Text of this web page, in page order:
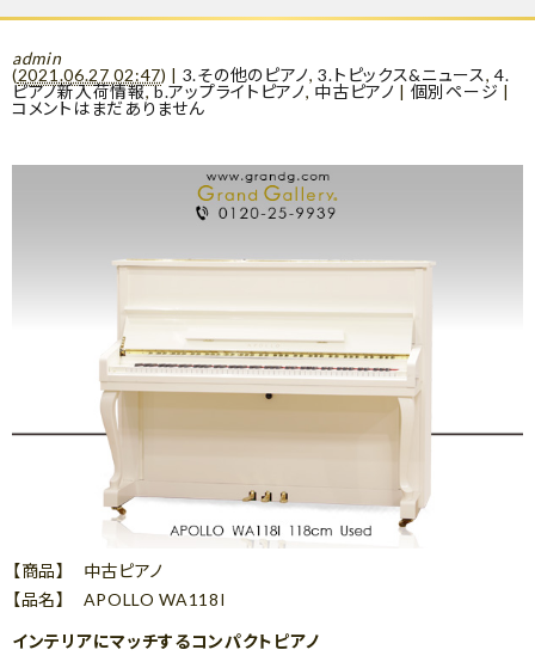
admin
(2021.06.27 02:47) | 3.その他のピアノ,3.トピックス&ニュース,4.
ピアノ新入荷情報,b.アップライトピアノ, 中古ピアノ | 個別ページ |
コメントはまだありません
【商品】 中古ピアノ
【品名】 APOLLO WA118I
インテリアにマッチするコンパクトピアノ